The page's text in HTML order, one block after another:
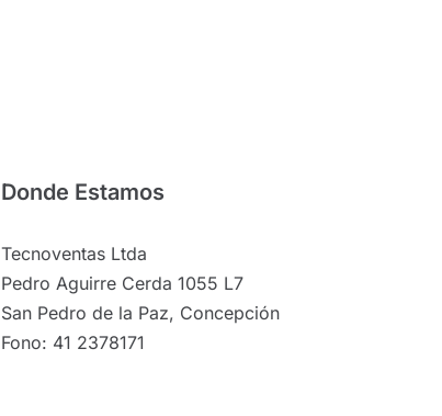
Donde Estamos
Tecnoventas Ltda
Pedro Aguirre Cerda 1055 L7
San Pedro de la Paz, Concepción
Fono: 41 2378171